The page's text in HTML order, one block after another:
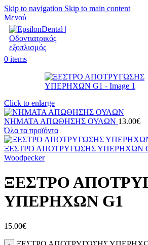
Skip to navigation Skip to main content
Μενού
0 items
Click to enlarge
ΝΗΜΑΤΑ ΑΠΩΘΗΣΗΣ ΟΥΛΩΝ 13.00€
Όλα τα προϊόντα
ΞΕΣΤΡΟ ΑΠΟΤΡΥΓΩΣΗΣ ΥΠΕΡΗΧΩΝ
Woodpecker
ΞΕΣΤΡΟ
ΥΠΕΡΗΧΩΝ G1
15.00€